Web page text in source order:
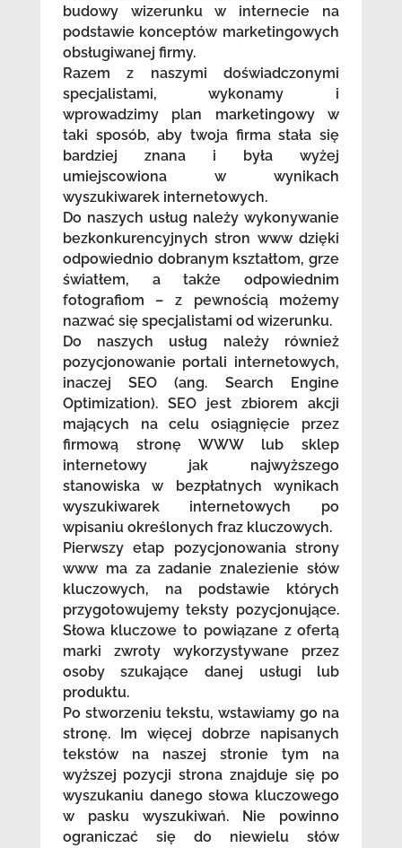
budowy wizerunku w internecie na
podstawie konceptów marketingowych
obsługiwanej firmy.
Razem z naszymi doświadczonymi
specjalistami, wykonamy i
wprowadzimy plan marketingowy w
taki sposób, aby twoja firma stała się
bardziej znana i była wyżej
umiejscowiona w wynikach
wyszukiwarek internetowych.
Do naszych usług należy wykonywanie
bezkonkurencyjnych stron www dzięki
odpowiednio dobranym kształtom, grze
światłem, a także odpowiednim
fotografiom – z pewnością możemy
nazwać się specjalistami od wizerunku.
Do naszych usług należy również
pozycjonowanie portali internetowych,
inaczej SEO (ang. Search Engine
Optimization). SEO jest zbiorem akcji
mających na celu osiągnięcie przez
firmową stronę WWW lub sklep
internetowy jak najwyższego
stanowiska w bezpłatnych wynikach
wyszukiwarek internetowych po
wpisaniu określonych fraz kluczowych.
Pierwszy etap pozycjonowania strony
www ma za zadanie znalezienie słów
kluczowych, na podstawie których
przygotowujemy teksty pozycjonujące.
Słowa kluczowe to powiązane z ofertą
marki zwroty wykorzystywane przez
osoby szukające danej usługi lub
produktu.
Po stworzeniu tekstu, wstawiamy go na
stronę. Im więcej dobrze napisanych
tekstów na naszej stronie tym na
wyższej pozycji strona znajduje się po
wyszukaniu danego słowa kluczowego
w pasku wyszukiwań. Nie powinno
ograniczać się do niewielu słów